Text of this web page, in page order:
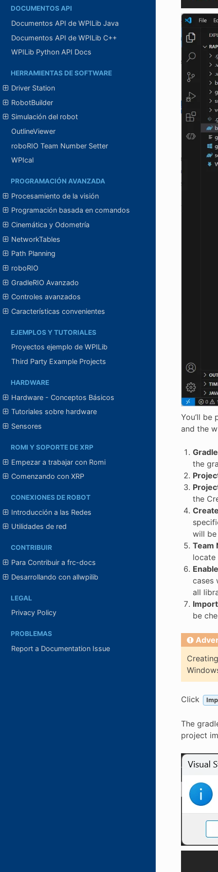
DOCUMENTOS API
Documentos API de WPILib Java
Documentos API de WPILib C++
WPILib Python API Docs
HERRAMIENTAS DE SOFTWARE
Driver Station
RobotBuilder
Simulación del robot
OutlineViewer
roboRIO Team Number Setter
WPIcal
PROGRAMACIÓN AVANZADA
Procesamiento de la visión
Programación basada en comandos
Cinemática y Odometría
NetworkTables
Path Planning
roboRIO
GradleRIO Avanzado
Controles avanzados
Características convenientes
EJEMPLOS Y TUTORIALES
Proyectos ejemplo de WPILib
Third Party Example Projects
HARDWARE
Hardware - Conceptos Básicos
Tutoriales sobre hardware
Sensores
ROMI Y SOPORTE DE XRP
Empezar a trabajar con Romi
Comenzando con XRP
CONEXIONES DE ROBOT
Introducción a las Redes
Utilidades de red
CONTRIBUIR
Para Contribuir a frc-docs
Desarrollando con allwpilib
LEGAL
Privacy Policy
PROBLEMAS
Report a Documentation Issue
You’ll
and the
the
the
will
Team
locate
cases
all
be
Click
The
project